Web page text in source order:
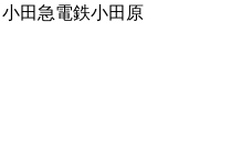
小田急電鉄小田原